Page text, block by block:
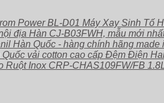
Máy Xay Sinh Tố
Đệm Điện